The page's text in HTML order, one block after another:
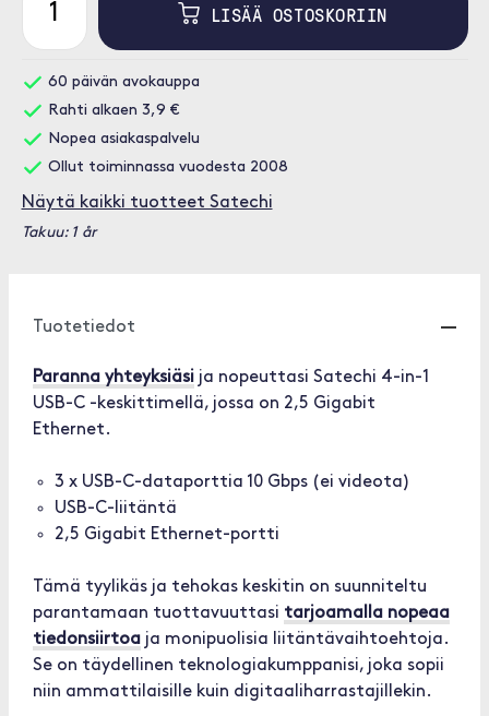
LISÄÄ OSTOSKORIIN
60 päivän avokauppa
Rahti alkaen 3,9 €
Nopea asiakaspalvelu
Ollut toiminnassa vuodesta 2008
Näytä kaikki tuotteet Satechi
Takuu: 1 år
Tuotetiedot
Paranna yhteyksiäsi ja nopeuttasi Satechi 4-in-1
USB-C -keskittimellä, jossa on 2,5 Gigabit
Ethernet.
3 x USB-C-dataporttia 10 Gbps (ei videota)
USB-C-liitäntä
2,5 Gigabit Ethernet-portti
Tämä tyylikäs ja tehokas keskitin on suunniteltu
parantamaan tuottavuuttasi tarjoamalla nopeaa
tiedonsiirtoa ja monipuolisia liitäntävaihtoehtoja.
Se on täydellinen teknologiakumppanisi, joka sopii
niin ammattilaisille kuin digitaaliharrastajillekin.